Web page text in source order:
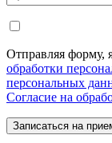
Отправляя форму,
обработки
персональных
Согласие на